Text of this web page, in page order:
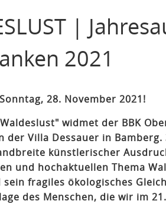
|
2021
28. November 2021!
widmet der BBK
der Villa Dessauer in
künstlerischer
und hochaktuellen Thema
sein fragiles ökologisches
des Menschen, die wir im